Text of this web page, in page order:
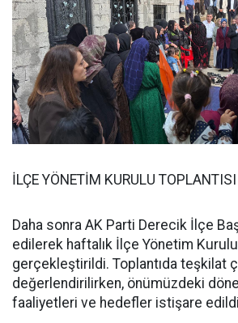
İLÇE YÖNETİM KURULU TOPLANTISI
Daha sonra AK Parti Derecik İlçe
edilerek haftalık İlçe Yönetim Kurulu
gerçekleştirildi. Toplantıda teşkilat
değerlendirilirken, önümüzdeki
faaliyetleri ve hedefler istişare